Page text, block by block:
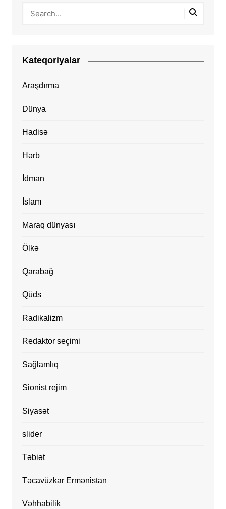
Kateqoriyalar
Araşdırma
Dünya
Hadisə
Hərb
İdman
İslam
Maraq dünyası
Ölkə
Qarabağ
Qüds
Radikalizm
Redaktor seçimi
Sağlamlıq
Sionist rejim
Siyasət
slider
Təbiət
Təcavüzkar Ermənistan
Vəhhabilik